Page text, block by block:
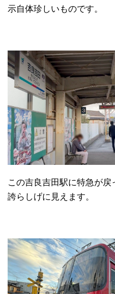
示自体珍しいものです。
この吉良吉田駅に特急が
誇らしげに見えます。